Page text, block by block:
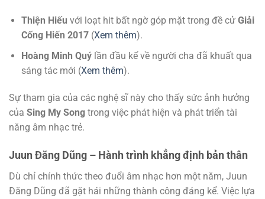
Thiện Hiếu với loạt hit bất ngờ góp mặt trong đề cử Giải
Cống Hiến 2017(Xem thêm).
Hoàng Minh Quýlần đầu kể về người cha đã khuất qua
sáng tác mới (Xem thêm).
Sự tham gia của các nghệ sĩ này cho thấy sức ảnh hưởng
của Sing My Song trong việc phát hiện và phát triển tài
năng âm nhạc trẻ.
Juun Đăng Dũng – Hành trình khẳng định bản thân
Dù chỉ chính thức theo đuổi âm nhạc hơn một năm, Juun
Đăng Dũng đã gặt hái những thành công đáng kể. Việc lựa